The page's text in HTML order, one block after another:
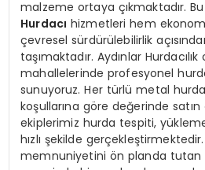
malzeme ortaya çıkmaktadır.
Hurdacı hizmetleri hem
çevresel sürdürülebilirlik
taşımaktadır. Aydınlar
mahallelerinde profesyonel
sunuyoruz. Her türlü metal
koşullarına göre değerinde satın
ekiplerimiz hurda tespiti,
hızlı şekilde
memnuniyetini ön planda tutan